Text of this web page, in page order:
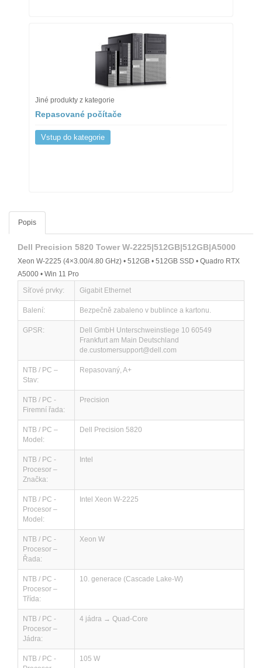
Jiné produkty z kategorie
Repasované počítače
Vstup do kategorie
Popis
Dell Precision 5820 Tower W-2225|512GB|512GB|A5000
Xeon W-2225 (4×3.00/4.80 GHz) • 512GB • 512GB SSD • Quadro RTX
A5000 • Win 11 Pro
Síťové prvky:
Gigabit Ethernet
Balení: Bezpečně zabaleno v bublince a kartonu.
GPSR:
Dell GmbH Unterschweinstiege 10 60549
Frankfurt am Main Deutschland
de.customersupport@dell.com
NTB / PC –
Stav:
Repasovaný, A+
NTB / PC -
Firemní řada:
Precision
NTB / PC –
Model:
Dell Precision 5820
NTB / PC -
Procesor –
Značka:
Intel
NTB / PC -
Procesor –
Model:
Intel Xeon W-2225
NTB / PC -
Procesor –
Řada:
Xeon W
NTB / PC -
Procesor –
Třída:
10. generace (Cascade Lake-W)
NTB / PC -
Procesor –
Jádra:
4 jádra → Quad-Core
NTB / PC -
105 W